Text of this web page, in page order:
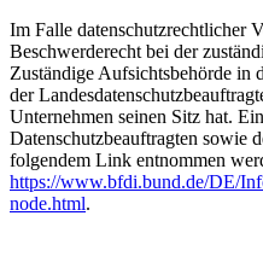
Im Falle datenschutzrechtlicher
Beschwerderecht bei der
Zuständige Aufsichtsbehörde in
der
Unternehmen seinen Sitz hat.
Datenschutzbeauftragten sowie
folgendem Link entnommen
https://www.bfdi.bund.de/DE/
node.html.